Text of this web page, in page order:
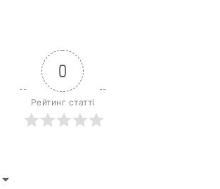
0
Рейтинг статті